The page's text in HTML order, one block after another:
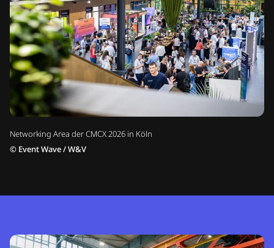
Networking Area der CMCX 2026 in Köln
© Event Wave / W&V